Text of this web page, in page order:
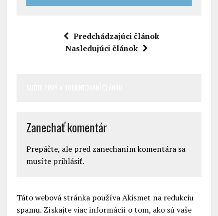
Predchádzajúci článok
Nasledujúci článok
Zanechať komentár
Prepáčte, ale pred zanechaním komentára sa
musíte prihlásiť.
Táto webová stránka používa Akismet na redukciu
spamu. Získajte viac informácií o tom, ako sú vaše